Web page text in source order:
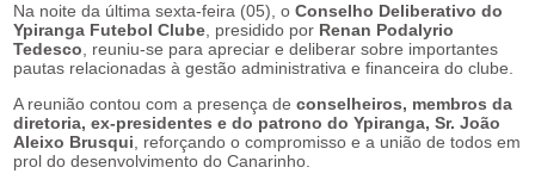
Na noite da última sexta-feira (05), oConselho Deliberativo do
Ypiranga Futebol Clube, presidido por Renan Podalyrio
Tedesco, reuniu-se para apreciar e deliberar sobre importantes
pautas relacionadas à gestão administrativa e financeira do clube.
A reunião contou com a presença deconselheiros, membros da
diretoria, ex-presidentes e do patrono do Ypiranga, Sr. João
Aleixo Brusqui, reforçando o compromisso e a união de todos em
prol do desenvolvimento do Canarinho.